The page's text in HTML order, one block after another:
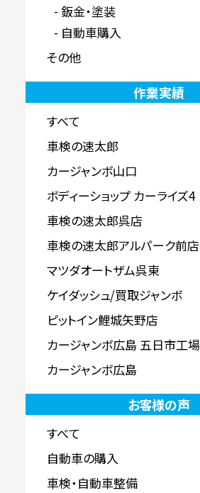
鈑金・塗装
自動車購入
その他
作業実績
すべて
車検の速太郎
カージャンボ山口
ボディーショップ カーライズ4
車検の速太郎呉店
車検の速太郎アルパーク前店
マツダオートザム呉東
ケイダッシュ/買取ジャンボ
ピットイン鯉城矢野店
カージャンボ広島 五日市工場
カージャンボ広島
お客様の声
すべて
自動車の購入
車検・自動車整備